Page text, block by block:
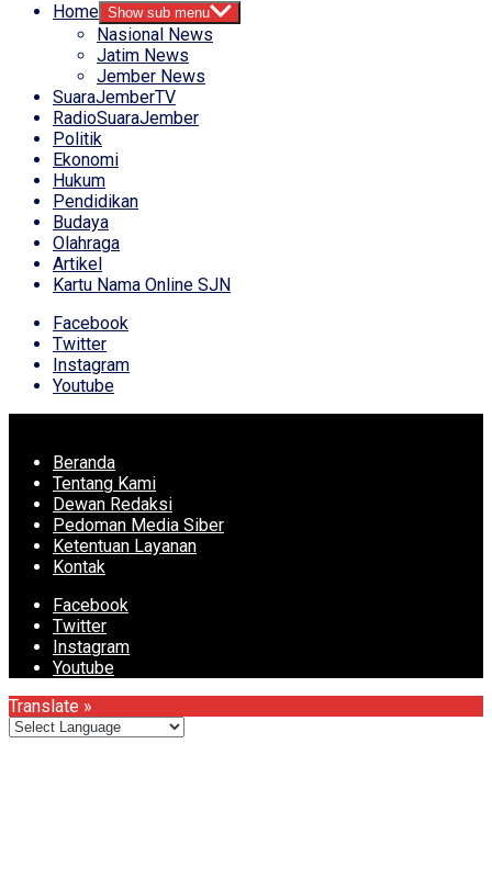
Home Show sub menu
Nasional News
Jatim News
Jember News
SuaraJemberTV
RadioSuaraJember
Politik
Ekonomi
Hukum
Pendidikan
Budaya
Olahraga
Artikel
Kartu Nama Online SJN
Facebook
Twitter
Instagram
Youtube
Beranda
Tentang Kami
Dewan Redaksi
Pedoman Media Siber
Ketentuan Layanan
Kontak
Facebook
Twitter
Instagram
Youtube
Translate »